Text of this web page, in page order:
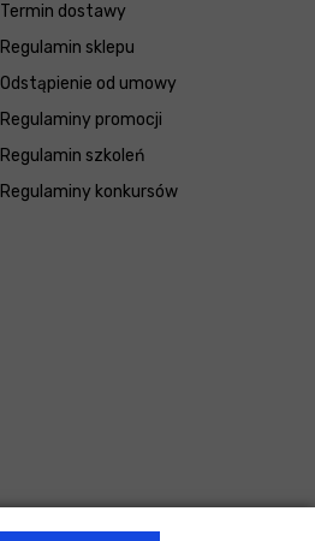
Termin dostawy
Regulamin sklepu
Odstąpienie od umowy
Regulaminy promocji
Regulamin szkoleń
Regulaminy konkursów